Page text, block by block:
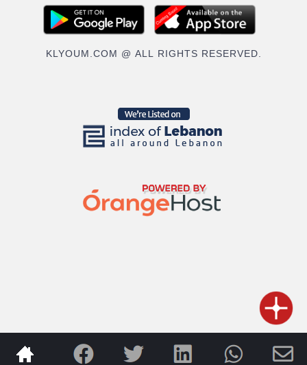
KLYOUM.COM @ ALL RIGHTS RESERVED.